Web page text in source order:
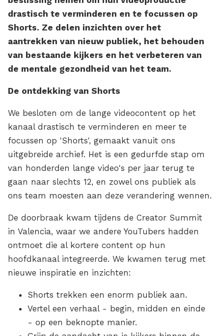
drastisch te verminderen en te focussen op
Shorts. Ze delen inzichten over het
aantrekken van nieuw publiek, het behouden
van bestaande kijkers en het verbeteren van
de mentale gezondheid van het team.
De ontdekking van Shorts
We besloten om de lange videocontent op het
kanaal drastisch te verminderen en meer te
focussen op 'Shorts', gemaakt vanuit ons
uitgebreide archief. Het is een gedurfde stap om
van honderden lange video's per jaar terug te
gaan naar slechts 12, en zowel ons publiek als
ons team moesten aan deze verandering wennen.
De doorbraak kwam tijdens de Creator Summit
in Valencia, waar we andere YouTubers hadden
ontmoet die al kortere content op hun
hoofdkanaal integreerde. We kwamen terug met
nieuwe inspiratie en inzichten:
Shorts trekken een enorm publiek aan.
Vertel een verhaal - begin, midden en einde
- op een beknopte manier.